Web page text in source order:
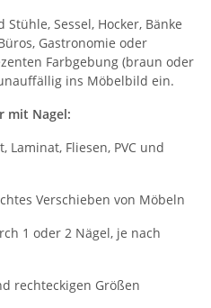
Sessel, Hocker, Bänke
Gastronomie oder
Farbgebung (braun oder
ins Möbelbild ein.
mit Nagel:
Laminat, Fliesen, PVC und
Verschieben von Möbeln
1 oder 2 Nägel, je nach
rechteckigen Größen